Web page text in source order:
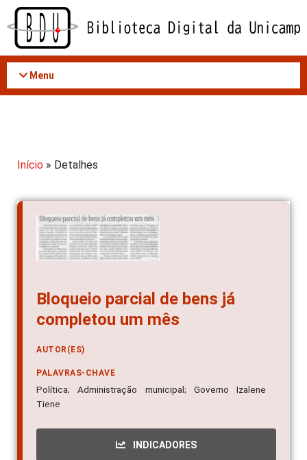
Acessar
conteúdo
Menu
Início » Detalhes
Bloqueio parcial de bens já
completou um mês
AUTOR(ES)
PALAVRAS-CHAVE
Política; Administração municipal; Governo Izalene
Tiene
INDICADORES